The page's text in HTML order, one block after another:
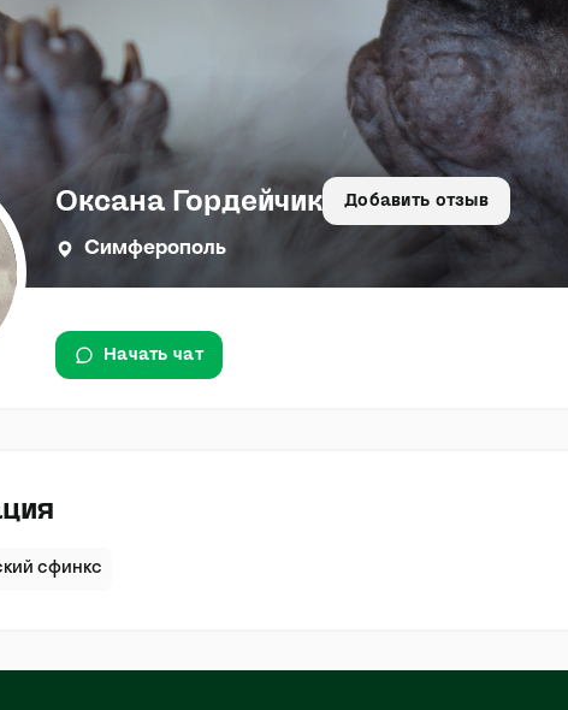
Оксана Гордейчик Добавить отзыв
Симферополь
Начать чат
сфинкс